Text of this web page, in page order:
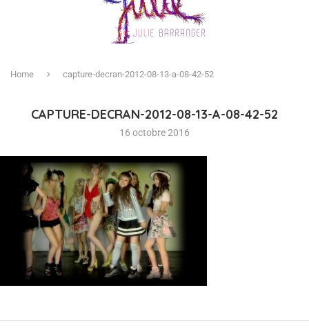
Home capture-decran-2012-08-13-a-08-42-52
CAPTURE-DECRAN-2012-08-13-A-08-42-52
16 octobre 2016